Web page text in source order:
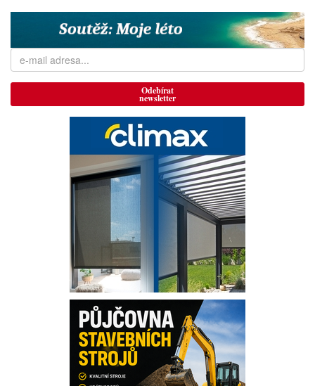
Odebírat
newsletter